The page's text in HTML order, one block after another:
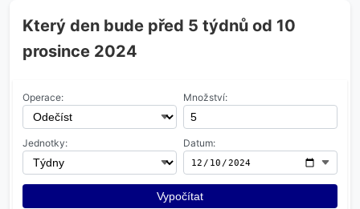
Který den bude před 5 týdnů od 10
prosince 2024
Operace: Množství:
Jednotky: Datum:
Vypočítat